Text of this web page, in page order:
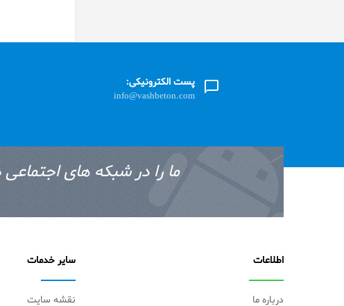
پست الکترونیکی:
info@vashbeton.com
ما را در شبکه های
اطلاعات
درباره ما
سایر خدمات
نقشه سایت